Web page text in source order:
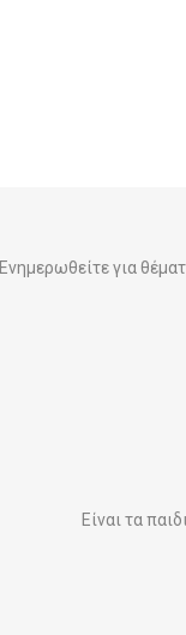
Ενημερωθείτε για
Είναι τα